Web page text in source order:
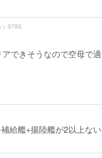
>> 9786
できそうなので空母で
給艦+揚陸艦が2以上な